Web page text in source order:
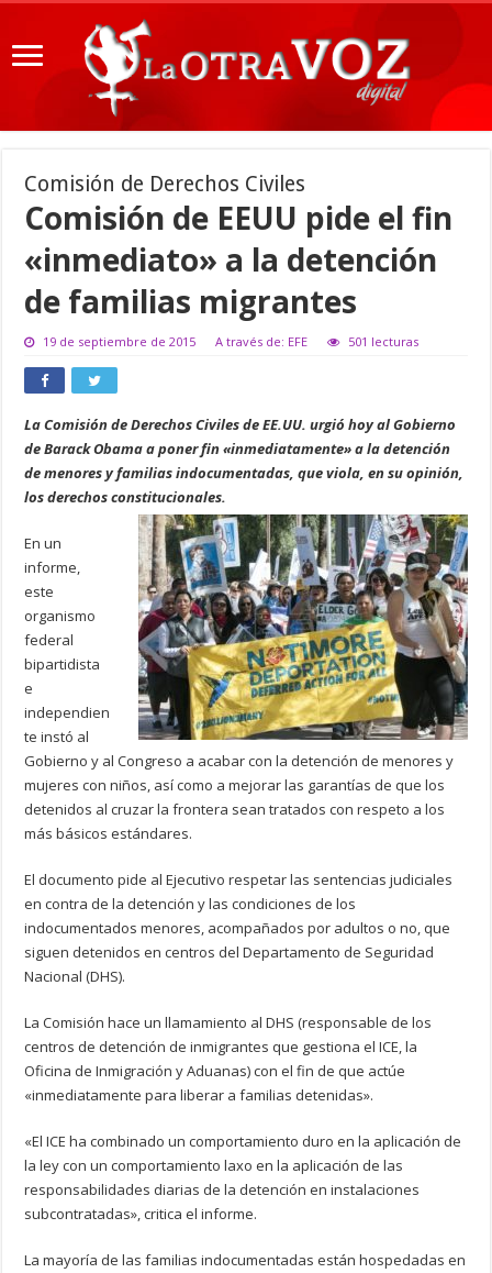
Comisión de Derechos Civiles
Comisión de EEUU pide el fin
«inmediato» a la detención
de familias migrantes
19 de septiembre de 2015 A través de: EFE 501 lecturas
La Comisión de Derechos Civiles de EE.UU. urgió hoy al Gobierno
de Barack Obama a poner fin «inmediatamente» a la detención
de menores y familias indocumentadas, que viola, en su opinión,
los derechos constitucionales.
En un
informe,
este
organismo
federal
bipartidista
e
independien
te instó al
Gobierno y al Congreso a acabar con la detención de menores y
mujeres con niños, así como a mejorar las garantías de que los
detenidos al cruzar la frontera sean tratados con respeto a los
más básicos estándares.
El documento pide al Ejecutivo respetar las sentencias judiciales
en contra de la detención y las condiciones de los
indocumentados menores, acompañados por adultos o no, que
siguen detenidos en centros del Departamento de Seguridad
Nacional (DHS).
La Comisión hace un llamamiento al DHS (responsable de los
centros de detención de inmigrantes que gestiona el ICE, la
Oficina de Inmigración y Aduanas) con el fin de que actúe
«inmediatamente para liberar a familias detenidas».
«El ICE ha combinado un comportamiento duro en la aplicación de
la ley con un comportamiento laxo en la aplicación de las
responsabilidades diarias de la detención en instalaciones
subcontratadas», critica el informe.
La mayoría de las familias indocumentadas están hospedadas en